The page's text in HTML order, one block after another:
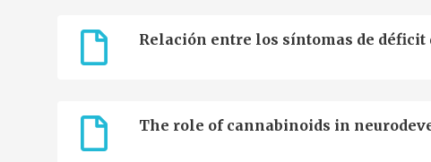
Relación entre los síntomas de
The role of cannabinoids in